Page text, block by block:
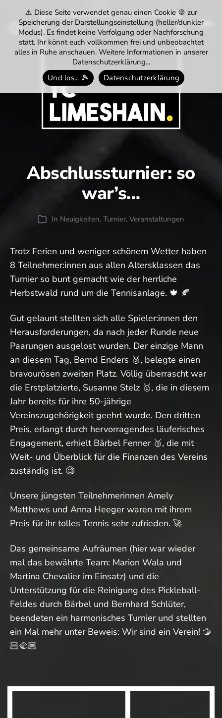
e.V.
Abschlussturnier: so
war’s…
Kategorien
In Neuigkeiten, Turnier, Veranstaltungen
Trotz Ferien und weniger schönem Wetter haben
8 Teilnehmer:innen aus allen Altersklassen das
Turnier so bunt gemacht wie der herrliche
Herbstwald rund um die Tennisanlage. 🍁 🍂
Gut gelaunt stellten sich alle Spieler:innen den
Herausforderungen, da nach jeder Runde neue
Paarungen ausgelost wurden. Der einzige Mann
an diesem Tag, Bernd Enders 🥈, belegte einen
bravourösen zweiten Platz. Völlig überrascht war
die Erstplatzierte, Susanne Stelz 🥇, die in diesem
Jahr bereits für ihre 50-jährige
Vereinszugehörigkeit geehrt wurde. Den dritten
Preis, erlangt durch hervorragendes läuferisches
Engagement, erhielt Bärbel Fenner 🥉, die mit
Weit- und Überblick für die Finanzen des Vereins
zuständig ist. 🧐
Unsere jüngsten Teilnehmerinnen Amely
Matthews und Anna Heeger waren mit ihrem
Preis für ihr tolles Tennis sehr zufrieden. 🚀
Das gemeinsame Aufräumen (hier war wieder
mal das bewährte Team: Marion Wala und
Martina Chevalier im Einsatz) und die
Unterstützung für die Reinigung des Pickleball-
Feldes durch Bärbel und Bernhard Schlüter,
beendeten ein harmonisches Turnier und stellten
ein Mal mehr unter Beweis: Wir sind ein Verein! 🫱
🏻‍🫲🏼
⚠️ Diese Seite verwendet genau einen Cookie 🍪 zur
Speicherung der Darstellungseinstellung (heller/dunkler
Modus). Es findet keine Verfolgung oder Nachforschung
statt. Ihr könnt euch vollkommen frei und unbeobachtet
alles in Ruhe anschauen. Weitere Informationen in unserer
Datenschutzerklärung...
Und los... 🎾
Datenschutzerklärung